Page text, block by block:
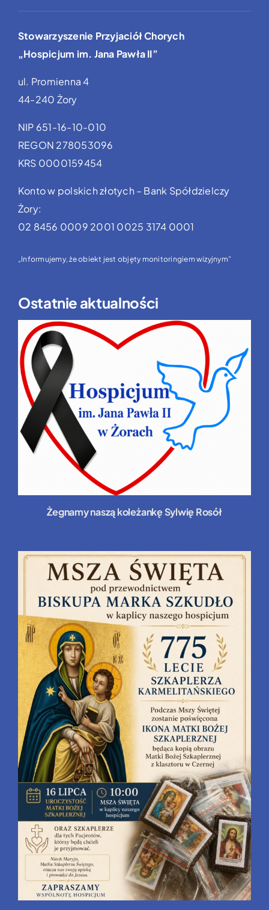
Stowarzyszenie Przyjaciół Chorych
„Hospicjum im. Jana Pawła II”
ul. Promienna 4
44-240 Żory
NIP 651-16-10-010
REGON 278053096
KRS 0000159454
Konto w polskich złotych – Bank Spółdzielczy
Żory:
02 8456 0009 2001 0025 3174 0001
„Informujemy, że obiekt jest objęty monitoringiem wizyjnym”
Ostatnie aktualności
Żegnamy naszą koleżankę Sylwię Rosół